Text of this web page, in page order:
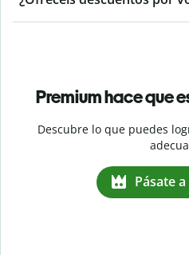
Premium hace que
Descubre lo que puedes
Pásate